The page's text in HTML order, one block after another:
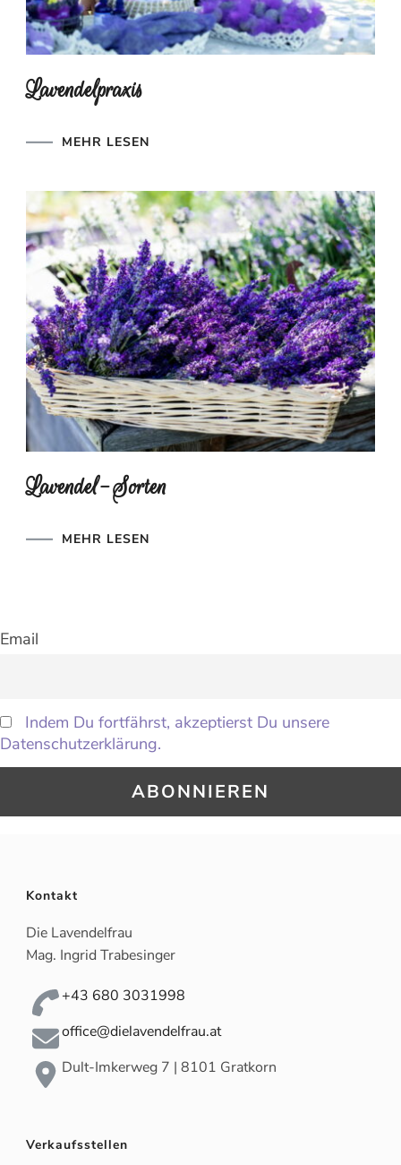
Lavendelpraxis
MEHR LESEN
Lavendel-Sorten
MEHR LESEN
Email
Indem Du fortfährst, akzeptierst Du unsere
Datenschutzerklärung.
Kontakt
Die Lavendelfrau
Mag. Ingrid Trabesinger
+43 680 3031998
office@dielavendelfrau.at
Dult-Imkerweg 7 | 8101 Gratkorn
Verkaufsstellen